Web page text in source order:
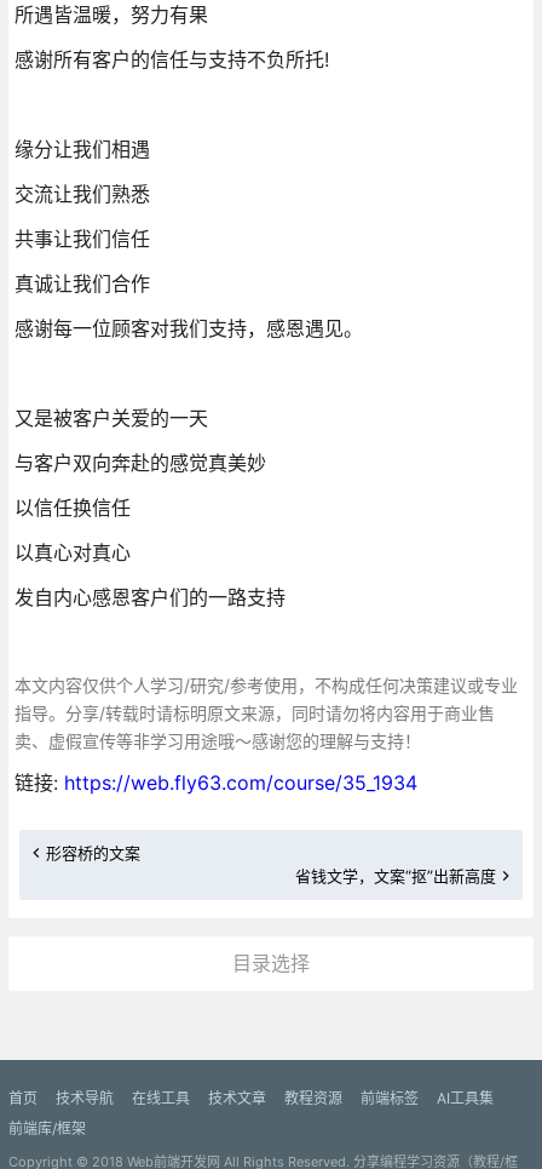
所遇皆温暖，努力有果
感谢所有客户的信任与支持不负所托!
缘分让我们相遇
交流让我们熟悉
共事让我们信任
真诚让我们合作
感谢每一位顾客对我们支持，感恩遇见。
又是被客户关爱的一天
与客户双向奔赴的感觉真美妙
以信任换信任
以真心对真心
发自内心感恩客户们的一路支持
本文内容仅供个人学习/研究/参考使用，不构成任何决策建议或专业
指导。分享/转载时请标明原文来源，同时请勿将内容用于商业售
卖、虚假宣传等非学习用途哦～感谢您的理解与支持！
链接: https://web.fly63.com/course/35_1934
形容桥的文案
省钱文学，文案“抠”出新高度
目录选择
首页 技术导航 在线工具 技术文章 教程资源 前端标签
AI工具集
前端库/框架